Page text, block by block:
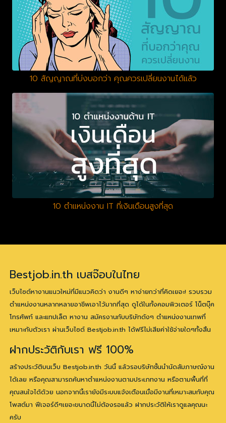
10 สัญญาณที่บ่งบอกว่า คุณควรเปลี่ยนงานได้แล้ว
10 ตำแหน่งงาน IT ที่เงินเดือนสูงที่สุด
Bestjob.in.th เบสจ๊อบในไทย
เว็บไซต์หางานแนวใหม่ที่มีแนวคิดว่า งานดีๆ หาง่ายกว่าที่คิดเยอะ! รวบรวม
ตำแหน่งงานหลากหลายอาชีพเอาไว้มากที่สุด ดูได้ในทั้งคอมพิวเตอร์ โน็ตบุ๊ค
โทรศัพท์ และแทปเล็ต หางาน สมัครงานกับบริษัทดังๆ ตำแหน่งงานเทพที่
เหมาะกับตัวเรา ผ่านเว็บไซต์ Bestjob.in.th ได้ฟรีไม่เสียค่าใช้จ่ายใดๆทั้งสิ้น
ฝากประวัติกับเรา ฟรี 100%
สร้างประวัติบนเว็บ Bestjob.in.th วันนี้ แล้วรอบริษัทชั้นนำนัดสัมภาษณ์งาน
ได้เลย หรือคุณสามารถค้นหาตำแหน่งงานตามประเภทงาน หรือตามพื้นที่ที่
คุณสนใจได้ด้วย นอกจากนี้เรายังมีระบบแจ้งเตือนเมื่อมีงานที่เหมาะสมกับคุณ
โพสต์มา ฟีเจอร์ดีๆเยอะขนาดนี้ไม่ต้องรอแล้ว ฝากประวัติให้เราดูแลคุณนะ
ครับ